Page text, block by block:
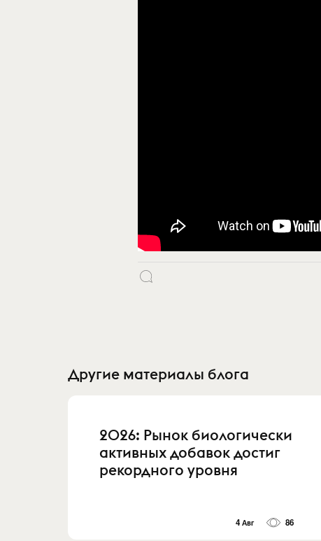
Другие материалы блога
2026: Рынок биологически
активных добавок достиг
рекордного уровня
4 Авг 86